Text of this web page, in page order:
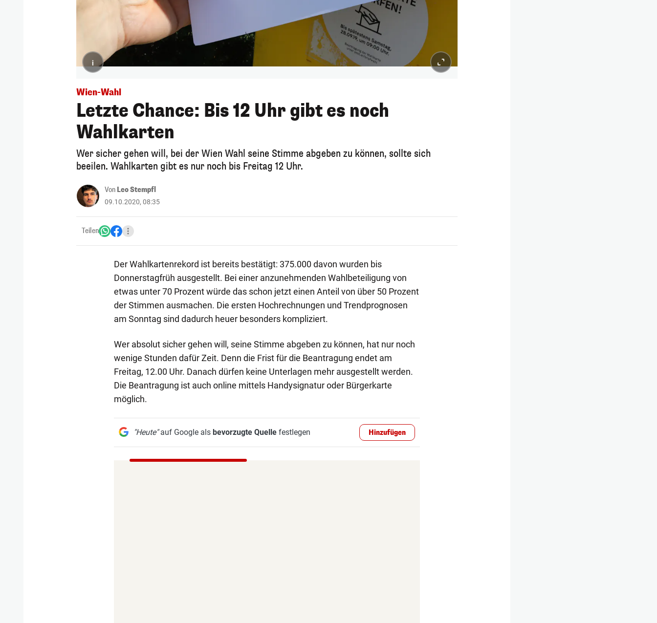
i
Wien-Wahl
Letzte Chance: Bis 12 Uhr gibt es noch
Wahlkarten
Wer sicher gehen will, bei der Wien Wahl seine Stimme abgeben zu können, sollte sich
beeilen. Wahlkarten gibt es nur noch bis Freitag 12 Uhr.
Von Leo Stempfl
09.10.2020, 08:35
Teilen
Der Wahlkartenrekord ist bereits bestätigt: 375.000 davon wurden bis
Donnerstagfrüh ausgestellt. Bei einer anzunehmenden Wahlbeteiligung von
etwas unter 70 Prozent würde das schon jetzt einen Anteil von über 50 Prozent
der Stimmen ausmachen. Die ersten Hochrechnungen und Trendprognosen
am Sonntag sind dadurch heuer besonders kompliziert.
Wer absolut sicher gehen will, seine Stimme abgeben zu können, hat nur noch
wenige Stunden dafür Zeit. Denn die Frist für die Beantragung endet am
Freitag, 12.00 Uhr. Danach dürfen keine Unterlagen mehr ausgestellt werden.
Die Beantragung ist auch online mittels Handysignatur oder Bürgerkarte
möglich.
"Heute"auf Google als bevorzugte Quellefestlegen Hinzufügen